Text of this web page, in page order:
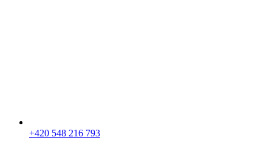
+420 548 216 793